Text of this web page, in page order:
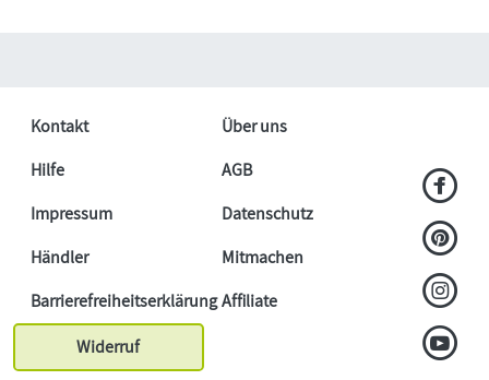
Kontakt
Über uns
Hilfe
AGB
Impressum
Datenschutz
Händler
Mitmachen
BarrierefreiheitserklärungAffiliate
Widerruf